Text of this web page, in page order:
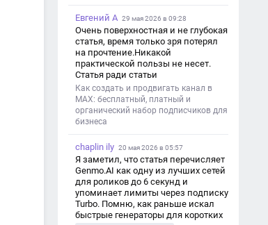
Евгений А 29 мая 2026 в 09:28
Очень поверхностная и не глубокая
статья, время только зря потерял
на прочтение.Никакой
практической пользы не несет.
Статья ради статьи
Как создать и продвигать канал в
MAX: бесплатный, платный и
органический набор подписчиков для
бизнеса
chaplin ily 20 мая 2026 в 05:57
Я заметил, что статья перечисляет
Genmo.AI как одну из лучших сетей
для роликов до 6 секунд и
упоминает лимиты через подписку
Turbo. Помню, как раньше искал
быстрые генераторы для коротких